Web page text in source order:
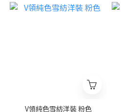
V領純色雪紡洋裝 粉色